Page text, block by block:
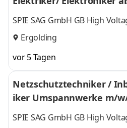
SPIE SAG GmbH GB High
Ergolding
vor 5 Tagen
Netzschutztechniker /
iker Umspannwerke m/
SPIE SAG GmbH GB High